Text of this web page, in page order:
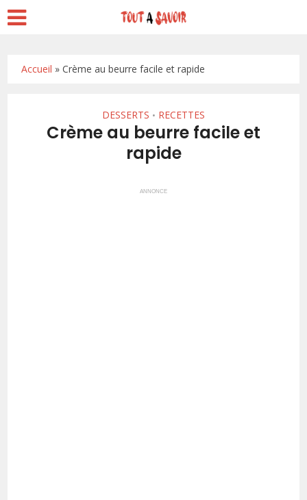
Accueil »Crème au beurre facile et rapide
DESSERTS • RECETTES
Crème au beurre facile et
rapide
ANNONCE